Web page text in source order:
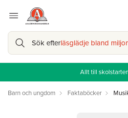
Sök efterläsglädje bland
Allt till
Barn och ungdom Faktaböcker